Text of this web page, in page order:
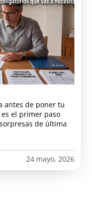
antes de poner tu
el primer paso
de última
24 mayo, 2026